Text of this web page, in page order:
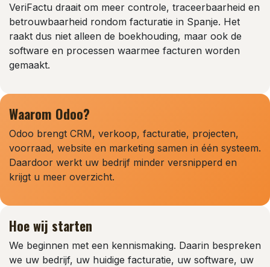
VeriFactu draait om meer controle, traceerbaarheid en
betrouwbaarheid rondom facturatie in Spanje. Het
raakt dus niet alleen de boekhouding, maar ook de
software en processen waarmee facturen worden
gemaakt.
Waarom Odoo?
Odoo brengt CRM, verkoop, facturatie, projecten,
voorraad, website en marketing samen in één systeem.
Daardoor werkt uw bedrijf minder versnipperd en
krijgt u meer overzicht.
Hoe wij starten
We beginnen met een kennismaking. Daarin bespreken
we uw bedrijf, uw huidige facturatie, uw software, uw